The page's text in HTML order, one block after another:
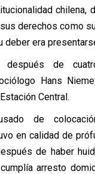
chilena,
derechos como
deber era
después de
Hans
Central.
de
en calidad de
de haber
arresto